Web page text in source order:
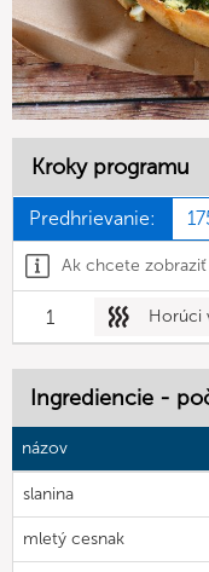
Kroky programu
Predhrievanie:
Ak chcete
1 Horúci
Ingrediencie -
názov
slanina
mletý cesnak